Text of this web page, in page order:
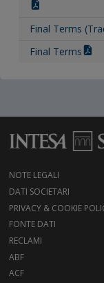
Final Terms
Final Terms
NOTE LEGALI
DATI SOCIETARI
PRIVACY & COOKIE
FONTE DATI
RECLAMI
ABF
ACF